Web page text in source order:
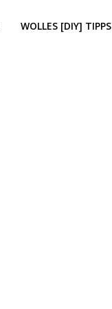
WOLLES [DIY] TIPPS